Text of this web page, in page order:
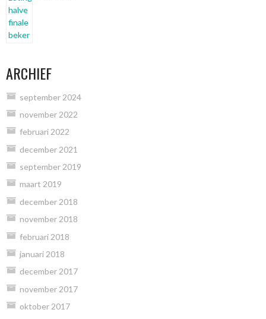
ARCHIEF
september 2024
november 2022
februari 2022
december 2021
september 2019
maart 2019
december 2018
november 2018
februari 2018
januari 2018
december 2017
november 2017
oktober 2017